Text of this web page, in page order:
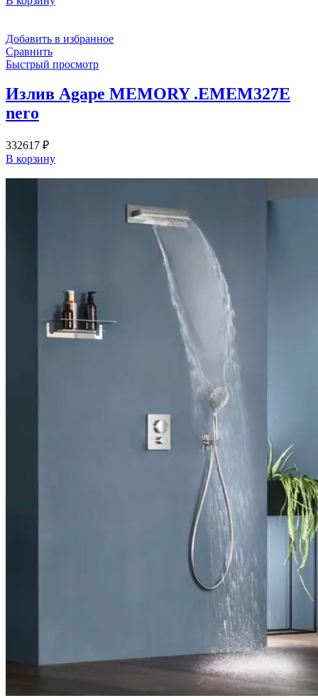
Добавить в избранное
Сравнить
Быстрый просмотр
Излив Agape MEMORY .EMEM327E
nero
332617 ₽
В корзину